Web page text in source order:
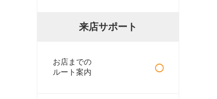
来店サポート
お店までの
ルート案内
○